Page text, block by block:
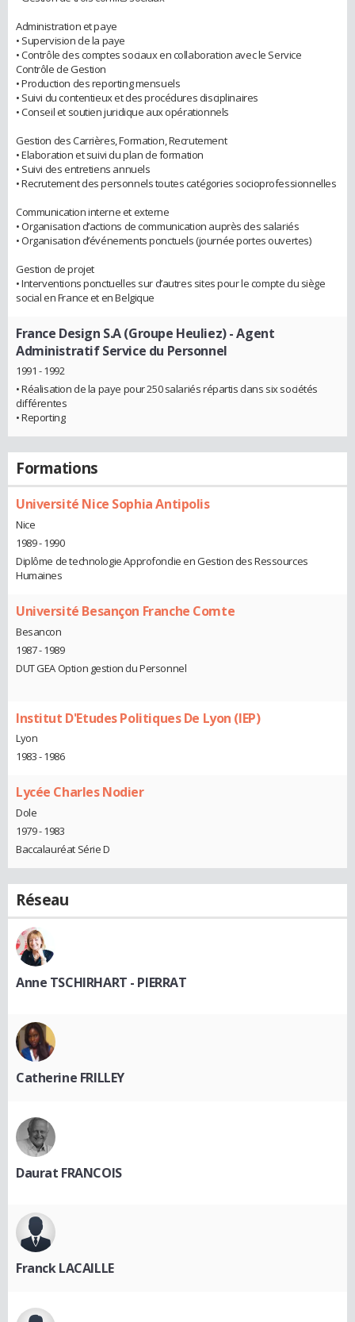
Administration et paye
• Supervision de la paye
• Contrôle des comptes sociaux en collaboration avec le Service
Contrôle de Gestion
• Production des reporting mensuels
• Suivi du contentieux et des procédures disciplinaires
• Conseil et soutien juridique aux opérationnels
Gestion des Carrières, Formation, Recrutement
• Elaboration et suivi du plan de formation
• Suivi des entretiens annuels
• Recrutement des personnels toutes catégories socioprofessionnelles
Communication interne et externe
• Organisation d’actions de communication auprès des salariés
• Organisation d’événements ponctuels (journée portes ouvertes)
Gestion de projet
• Interventions ponctuelles sur d’autres sites pour le compte du siège
social en France et en Belgique
France Design S.A (Groupe Heuliez)- Agent
Administratif Service du Personnel
1991 - 1992
• Réalisation de la paye pour 250 salariés répartis dans six sociétés
différentes
• Reporting
Formations
Université Nice Sophia Antipolis
Nice
1989 - 1990
Diplôme de technologie Approfondie en Gestion des Ressources
Humaines
Université Besançon Franche Comte
Besancon
1987 - 1989
DUT GEA Option gestion du Personnel
Institut D'Etudes Politiques De Lyon (IEP)
Lyon
1983 - 1986
Lycée Charles Nodier
Dole
1979 - 1983
Baccalauréat Série D
Réseau
Anne TSCHIRHART - PIERRAT
Catherine FRILLEY
Daurat FRANCOIS
Franck LACAILLE